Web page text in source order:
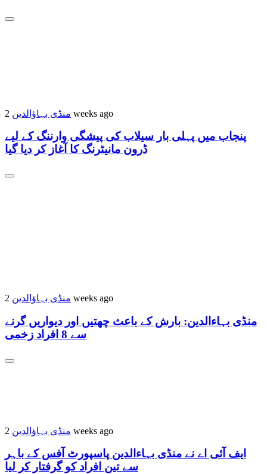
منڈی بہاؤالدین 2 weeks ago
پنجاب میں پہلی بار سیلاب کی پیشگی وارننگ کے لیے
ڈرون مانیٹرنگ کا آغاز کر دیا گیا
منڈی بہاؤالدین 2 weeks ago
منڈی بہاءالدین: بارش کے باعث چھتیں اور دیواریں گرنے
سے 8 افراد زخمی
منڈی بہاؤالدین 2 weeks ago
ایف آئی اے نے منڈی بہاءالدین پاسپورٹ آفس کے باہر
سے تین افراد کو گرفتار کر لیا